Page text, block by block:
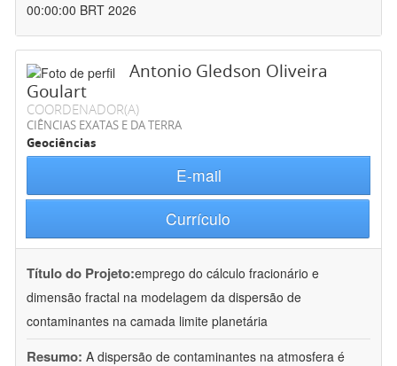
00:00:00 BRT 2026
Antonio Gledson Oliveira
Goulart
COORDENADOR(A)
CIÊNCIAS EXATAS E DA TERRA
Geociências
E-mail
Currículo
Título do Projeto:emprego do cálculo fracionário e
dimensão fractal na modelagem da dispersão de
contaminantes na camada limite planetária
Resumo: A dispersão de contaminantes na atmosfera é